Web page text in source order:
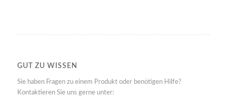
GUT ZU WISSEN
Sie haben Fragen zu einem Produkt oder benötigen Hilfe?
Kontaktieren Sie uns gerne unter: